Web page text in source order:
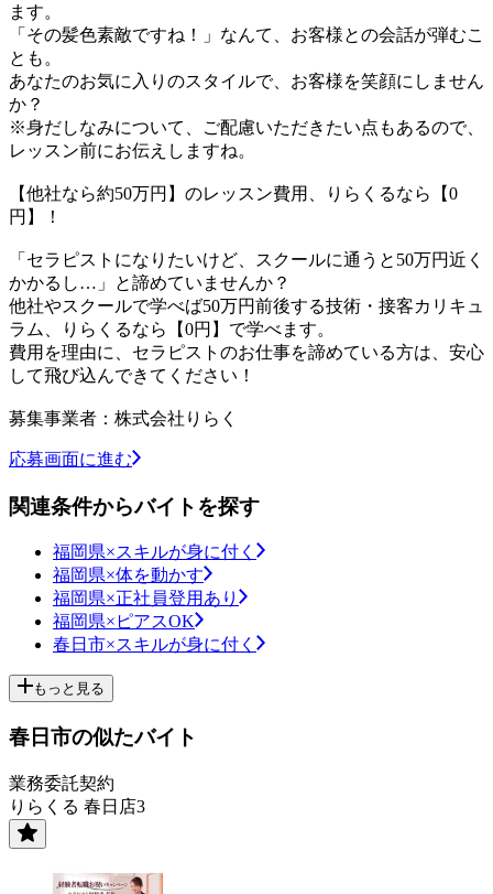
ます。
「その髪色素敵ですね！」なんて、お客様との会話が弾むこ
とも。
あなたのお気に入りのスタイルで、お客様を笑顔にしません
か？
※身だしなみについて、ご配慮いただきたい点もあるので、
レッスン前にお伝えしますね。
【他社なら約50万円】のレッスン費用、りらくるなら【0
円】！
「セラピストになりたいけど、スクールに通うと50万円近く
かかるし…」と諦めていませんか？
他社やスクールで学べば50万円前後する技術・接客カリキュ
ラム、りらくるなら【0円】で学べます。
費用を理由に、セラピストのお仕事を諦めている方は、安心
して飛び込んできてください！
募集事業者：株式会社りらく
応募画面に進む
関連条件からバイトを探す
福岡県×スキルが身に付く
福岡県×体を動かす
福岡県×正社員登用あり
福岡県×ピアスOK
春日市×スキルが身に付く
もっと見る
春日市の似たバイト
業務委託契約
りらくる 春日店3